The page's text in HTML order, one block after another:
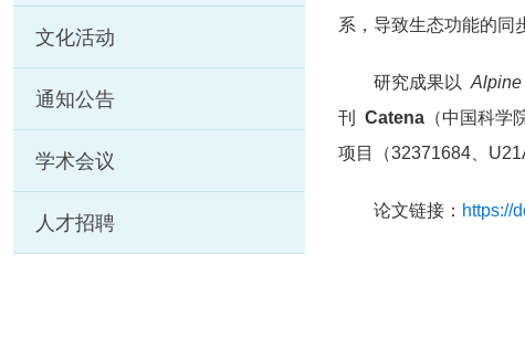
文化活动
通知公告
学术会议
人才招聘
系，导致生态功能的同
研究成果以 Alpine
刊 Catena （中国科
项目（32371684、
论文链接： https://